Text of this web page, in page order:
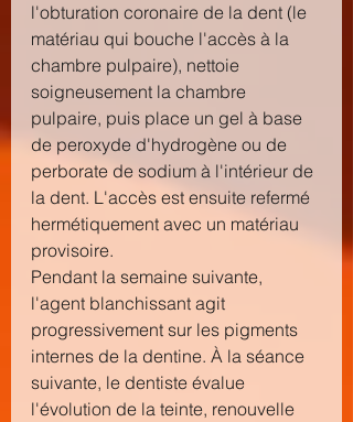
l'obturation coronaire de la dent (le
matériau qui bouche l'accès à la
chambre pulpaire), nettoie
soigneusement la chambre
pulpaire, puis place un gel à base
de peroxyde d'hydrogène ou de
perborate de sodium à l'intérieur de
la dent. L'accès est ensuite refermé
hermétiquement avec un matériau
provisoire.
Pendant la semaine suivante,
l'agent blanchissant agit
progressivement sur les pigments
internes de la dentine. À la séance
suivante, le dentiste évalue
l'évolution de la teinte, renouvelle